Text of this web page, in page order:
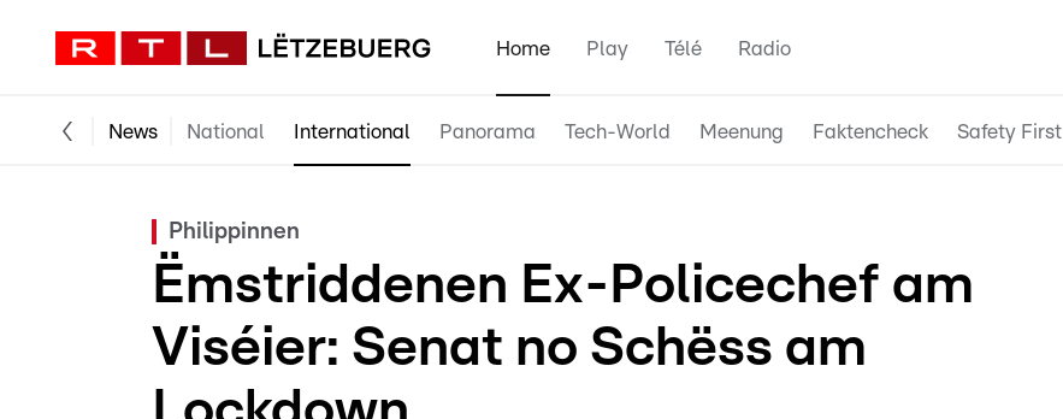
Home Play Télé Radio
News National International Panorama Tech-World Meenung Faktencheck Safety First
Philippinnen
Ëmstriddenen Ex-Policechef am
Viséier: Senat no Schëss am